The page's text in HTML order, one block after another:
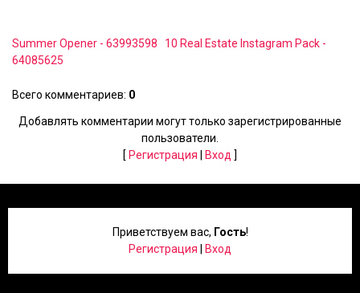
Summer Opener - 63993598
10 Real Estate Instagram Pack -
64085625
Всего комментариев: 0
Добавлять комментарии могут только зарегистрированные
пользователи.
[ Регистрация Вход ]
Приветствуем вас, Гость!
Регистрация
Вход